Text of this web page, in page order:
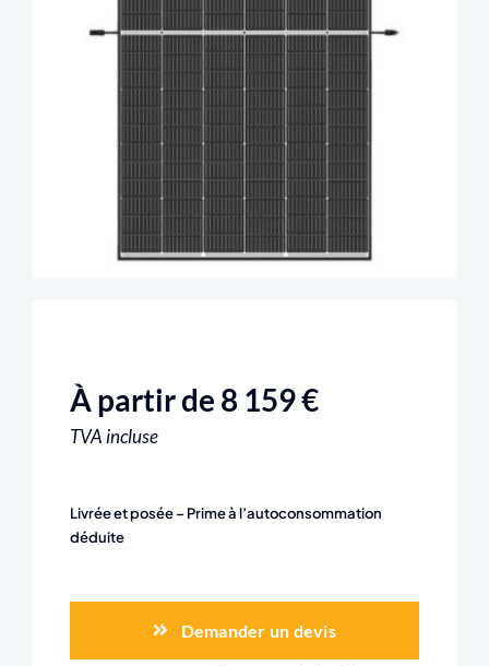
À partir de 8 159 €
TVA incluse
Livrée et posée – Prime à l’autoconsommation
déduite
Demander un devis